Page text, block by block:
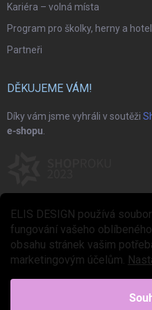
ELIS DESIGN používá
fungování vašeho
obsahu stránek vašim
marketingovým účelům.
Kariéra – volná místa
Program pro školky, herny a
Partneři
DĚKUJEME VÁM!
Díky vám jsme vyhráli v soutěži
e-shopu.
Copyright 2026ELIS DESIGN.